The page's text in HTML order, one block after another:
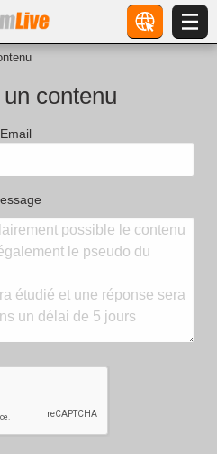
contenu
Email